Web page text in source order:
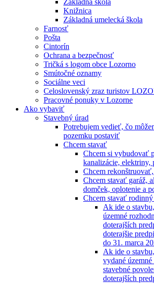
Základná škola
Knižnica
Základná umelecká škola
Farnosť
Pošta
Cintorín
Ochrana a bezpečnosť
Tričká s logom obce Lozorno
Smútočné oznamy
Sociálne veci
Celoslovenský zraz turistov
Pracovné ponuky v Lozorne
Ako vybaviť
Stavebný úrad
Potrebujem vedieť, čo
pozemku postaviť
Chcem stavať
Chcem si vybudovať
kanalizácie, elektriny,
Chcem
Chcem stavať garáž,
domček, oplotenie a
Chcem stavať
Ak ide o
územné
doterajších
doterajšie
do 31. marca
Ak ide o
vydané
stavebné
doterajších